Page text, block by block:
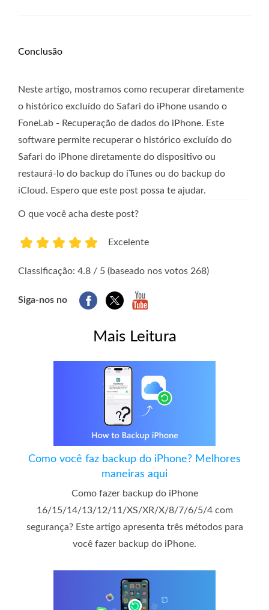
Conclusão
Neste artigo, mostramos como recuperar diretamente
o histórico excluído do Safari do iPhone usando o
FoneLab - Recuperação de dados do iPhone. Este
software permite recuperar o histórico excluído do
Safari do iPhone diretamente do dispositivo ou
restaurá-lo do backup do iTunes ou do backup do
iCloud. Espero que este post possa te ajudar.
O que você acha deste post?
Excelente
Classificação: 4.8 / 5 (baseado nos votos 268)
Siga-nos no
Mais Leitura
Como você faz backup do iPhone? Melhores
maneiras aqui
Como fazer backup do iPhone
16/15/14/13/12/11/XS/XR/X/8/7/6/5/4 com
segurança? Este artigo apresenta três métodos para
você fazer backup do iPhone.